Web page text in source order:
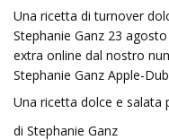
Una ricetta di turnover
Stephanie Ganz 23
extra online dal nostro
Stephanie Ganz Apple-
Una ricetta dolce e salata
di Stephanie Ganz